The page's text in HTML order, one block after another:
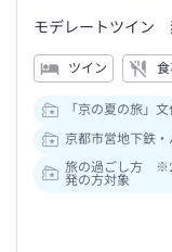
モデレートツイン
ツイン 食
「京の夏の旅」
京都市営地下鉄
旅の過ごし方
発の方対象